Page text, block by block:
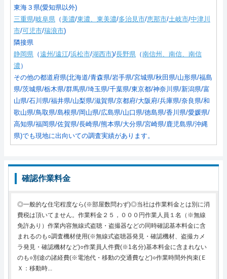
東海３県(愛知県以外)
三重県/岐阜県 （美濃/東濃、東美濃/多治見市/恵那市/土岐市/中津川
市/可児市/瑞浪市)
隣接県
静岡県 （遠州/遠江/浜松市/湖西市)/長野県 （南信州、南信、南信
濃 ）
その他の都道府県(北海道/青森県/岩手県/宮城県/秋田県/山形県/福島
県/茨城県/栃木県/群馬県/埼玉県/千葉県/東京都/神奈川県/新潟県/富
山県/石川県/福井県/山梨県/滋賀県/京都府/大阪府/兵庫県/奈良県/和
歌山県/鳥取県/島根県/岡山県/広島県/山口県/徳島県/香川県/愛媛県/
高知県/福岡県/佐賀県/長崎県/熊本県/大分県/宮崎県/鹿児島県/沖縄
県)でも現地に出向いての調査実績があります。
確認作業料金
◎一般的な住宅程度なら(※部屋数問わず)◎当社は作業料金とは別に消
費税は頂いてません。作業料金２５，０００円作業人員１名（※無線
免許あり）作業内容無線式盗聴・盗撮器などの同時確認基本料金に含
まれるのも○調査機材使用(※無線式盗聴器発見・確認機材、盗撮カメ
ラ発見・確認機材など)○作業員人件費(※1名分)基本料金に含まれない
のも○別途の諸経費(※電池代・移動の交通費など)○作業時間外拘束(Ｅ
Ｘ：移動時...